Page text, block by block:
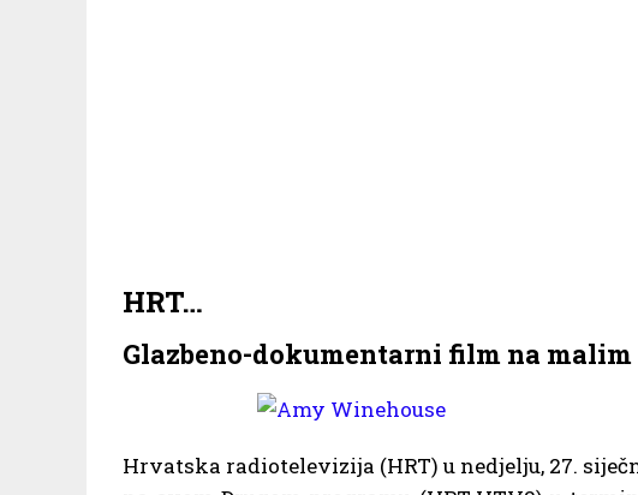
HRT…
Glazbeno-dokumentarni film na
Hrvatska radiotelevizija (HRT) u nedjelju, 27.